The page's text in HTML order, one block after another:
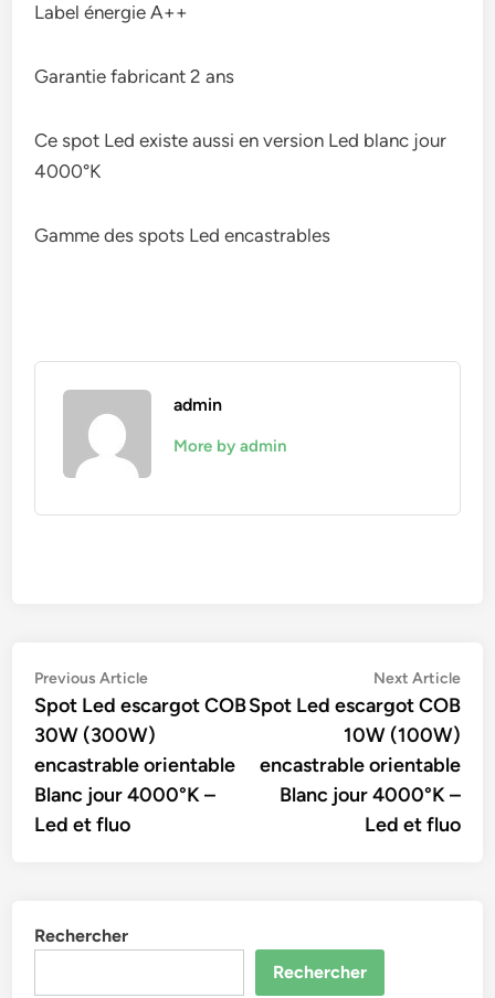
Label énergie A++
Garantie fabricant 2 ans
Ce spot Led existe aussi en version Led blanc jour
4000°K
Gamme des spots Led encastrables
admin
More by admin
Navigation
de
l’article
Previous ArticlePrevious
article:
Spot Led escargot COB
30W (300W)
encastrable orientable
Blanc jour 4000°K –
Led et fluo
Next Article
Spot Led escargot COB
10W (100W)
encastrable orientable
Blanc jour 4000°K –
Led et fluo
Rechercher
Rechercher